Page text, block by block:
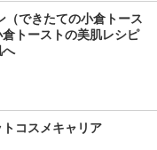
（できたての小倉トース
トーストの美肌レシピ
へ
コスメキャリア